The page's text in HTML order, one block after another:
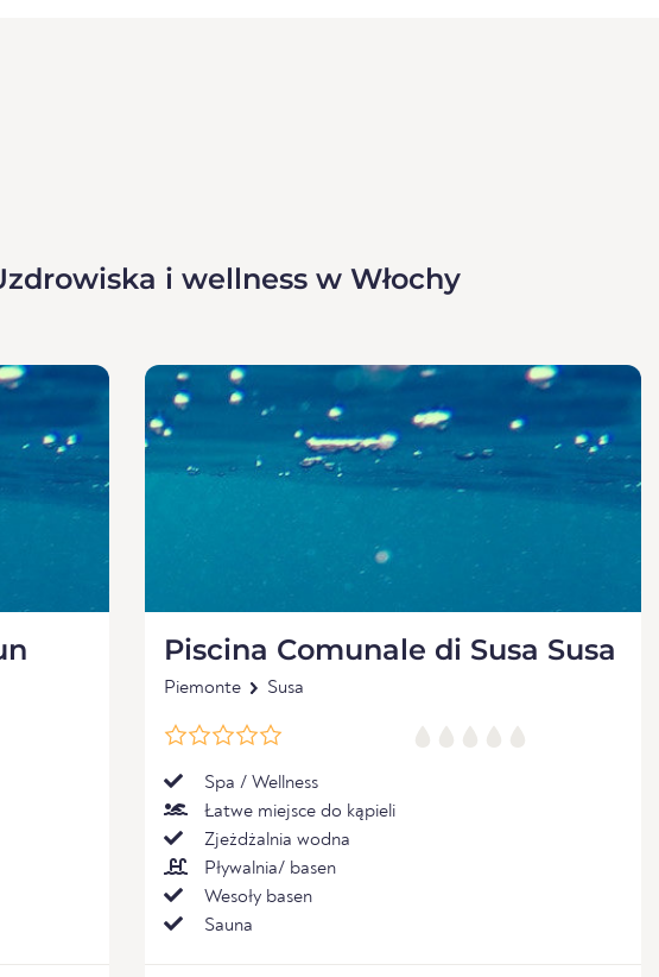
i wellness w Włochy
Piscina Comunale di Susa Susa
Piemonte Susa
Spa / Wellness
Łatwe miejsce do kąpieli
Zjeżdżalnia wodna
Pływalnia/ basen
Wesoły basen
Sauna